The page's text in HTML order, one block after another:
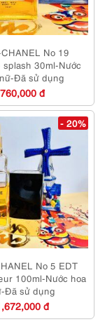
No 19
splash 30ml-Nước
Đã sử dụng
760,000 đ
- 20%
No 5 EDT
100ml-Nước hoa
Đã sử dụng
đ